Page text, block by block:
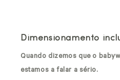
Dimensionamento
Quando dizemos que o
estamos a falar a sério.